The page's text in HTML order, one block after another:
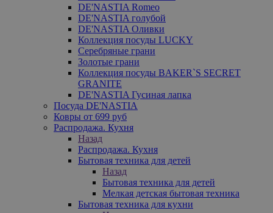
DE'NASTIA Romeo
DE'NASTIA голубой
DE'NASTIA Оливки
Коллекция посуды LUCKY
Серебряные грани
Золотые грани
Коллекция посуды BAKER`S SECRET
GRANITE
DE'NASTIA Гусиная лапка
Посуда DE'NASTIA
Ковры от 699 руб
Распродажа. Кухня
Назад
Распродажа. Кухня
Бытовая техника для детей
Назад
Бытовая техника для детей
Мелкая детская бытовая техника
Бытовая техника для кухни